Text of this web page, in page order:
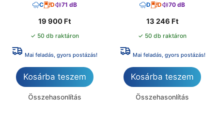
C D 71 dB
19 900 Ft
✓ 50 db raktáron
Mai feladás, gyors postázás!
Kosárba teszem
Összehasonlítás
D D 70 dB
13 246 Ft
✓ 50 db raktáron
Mai feladás, gyors postázás!
Kosárba teszem
Összehasonlítás